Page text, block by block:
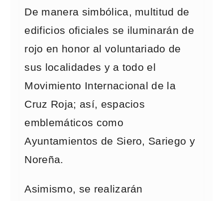
De manera simbólica, multitud de
edificios oficiales se iluminarán de
rojo en honor al voluntariado de
sus localidades y a todo el
Movimiento Internacional de la
Cruz Roja; así, espacios
emblemáticos como
Ayuntamientos de Siero, Sariego y
Noreña.
Asimismo, se realizarán